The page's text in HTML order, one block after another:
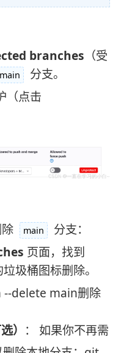
branches （受
main
分支。
（点击
main
分支：
页面，找到
圾桶图标删除。
delete main删除
） ： 如果你不再需